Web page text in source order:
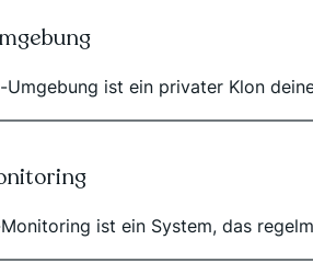
Umgebung ist ein privater Klon
ist ein System, das